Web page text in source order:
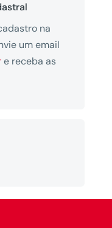
na
um email
e receba as